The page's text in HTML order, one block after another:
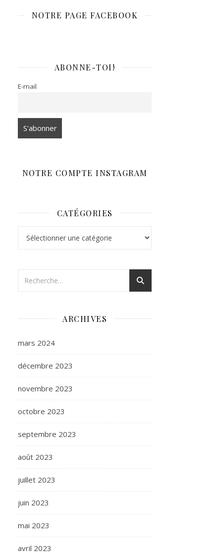
NOTRE PAGE FACEBOOK
ABONNE-TOI!
E-mail
NOTRE COMPTE INSTAGRAM
CATÉGORIES
ARCHIVES
mars 2024
décembre 2023
novembre 2023
octobre 2023
septembre 2023
août 2023
juillet 2023
juin 2023
mai 2023
avril 2023